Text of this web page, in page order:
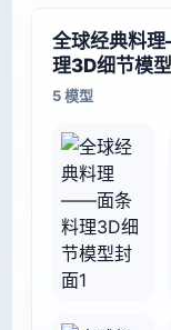
全球经典料
理3D细节模型
5 模型